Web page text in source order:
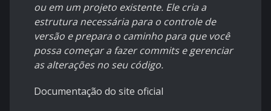
ou em um projeto existente. Ele cria a
estrutura necessária para o controle de
versão e prepara o caminho para que você
possa começar a fazer commits e gerenciar
as alterações no seu código.
Documentação do site oficial